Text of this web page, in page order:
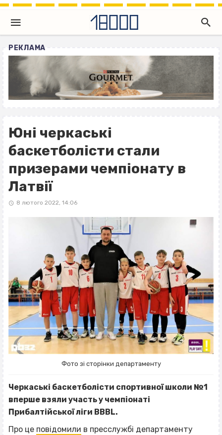
РЕКЛАМА
Юні черкаські
баскетболісти стали
призерами чемпіонату в
Латвії
8 лютого 2022, 14:06
Фото зі сторінки департаменту
Черкаські баскетболісти спортивної школи №1
вперше взяли участь у чемпіонаті
Прибалтійської ліги BBBL.
Про це повідомили в пресслужбі департаменту